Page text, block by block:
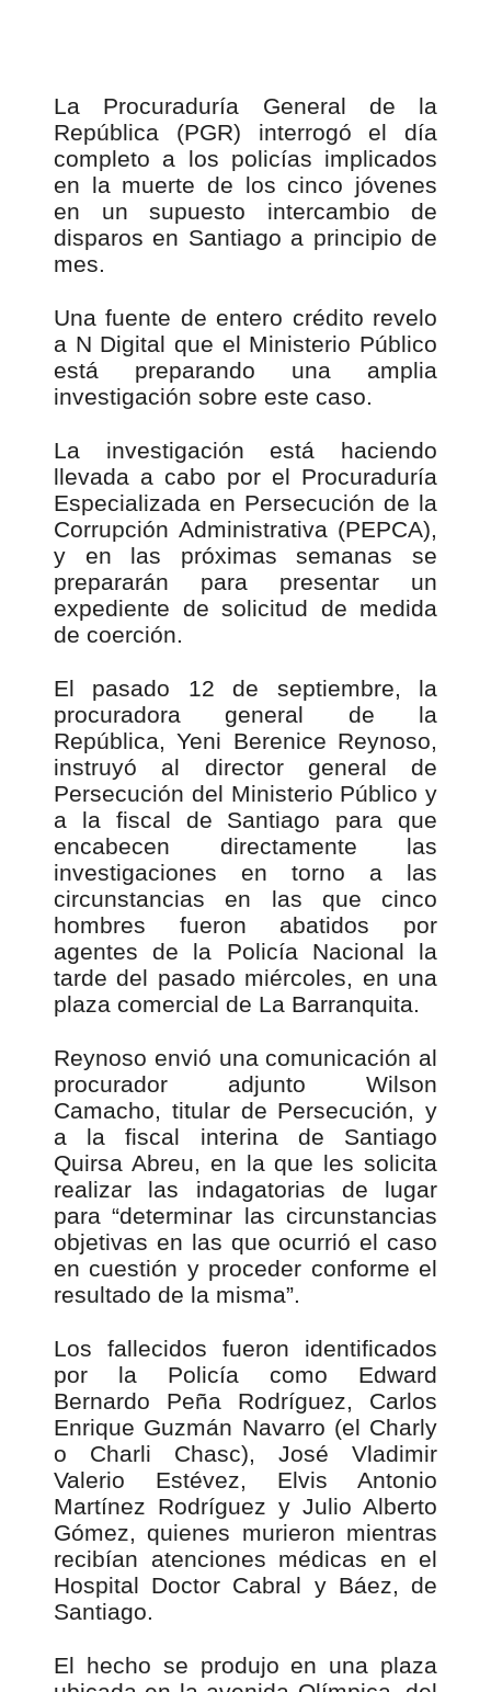
La Procuraduría General de la
República (PGR) interrogó el día
completo a los policías implicados
en la muerte de los cinco jóvenes
en un supuesto intercambio de
disparos en Santiago a principio de
mes.
Una fuente de entero crédito revelo
a N Digital que el Ministerio Público
está preparando una amplia
investigación sobre este caso.
La investigación está haciendo
llevada a cabo por el Procuraduría
Especializada en Persecución de la
Corrupción Administrativa (PEPCA),
y en las próximas semanas se
prepararán para presentar un
expediente de solicitud de medida
de coerción.
El pasado 12 de septiembre, la
procuradora general de la
República, Yeni Berenice Reynoso,
instruyó al director general de
Persecución del Ministerio Público y
a la fiscal de Santiago para que
encabecen directamente las
investigaciones en torno a las
circunstancias en las que cinco
hombres fueron abatidos por
agentes de la Policía Nacional la
tarde del pasado miércoles, en una
plaza comercial de La Barranquita.
Reynoso envió una comunicación al
procurador adjunto Wilson
Camacho, titular de Persecución, y
a la fiscal interina de Santiago
Quirsa Abreu, en la que les solicita
realizar las indagatorias de lugar
para “determinar las circunstancias
objetivas en las que ocurrió el caso
en cuestión y proceder conforme el
resultado de la misma”.
Los fallecidos fueron identificados
por la Policía como Edward
Bernardo Peña Rodríguez, Carlos
Enrique Guzmán Navarro (el Charly
o Charli Chasc), José Vladimir
Valerio Estévez, Elvis Antonio
Martínez Rodríguez y Julio Alberto
Gómez, quienes murieron mientras
recibían atenciones médicas en el
Hospital Doctor Cabral y Báez, de
Santiago.
El hecho se produjo en una plaza